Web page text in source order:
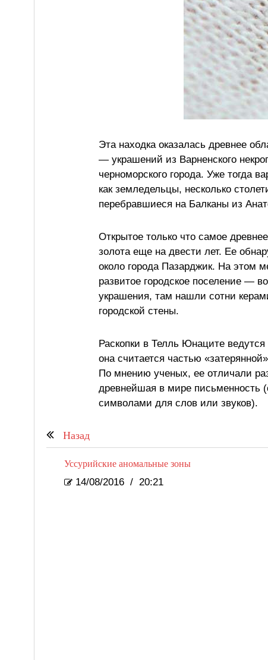
Эта находка оказалась древнее
— украшений из Варненского
черноморского города. Уже тогда
как земледельцы, несколько
перебравшиеся на Балканы из
Открытое только что самое
золота еще на двести лет. Ее
около города Пазарджик. На этом
развитое городское поселение —
украшения, там нашли сотни
городской стены.
Раскопки в Телль Юнаците
она считается частью
По мнению ученых, ее отличали
древнейшая в мире письменность
символами для слов или звуков).
Назад
Уссурийские аномальные зоны
14/08/2016 / 20:21